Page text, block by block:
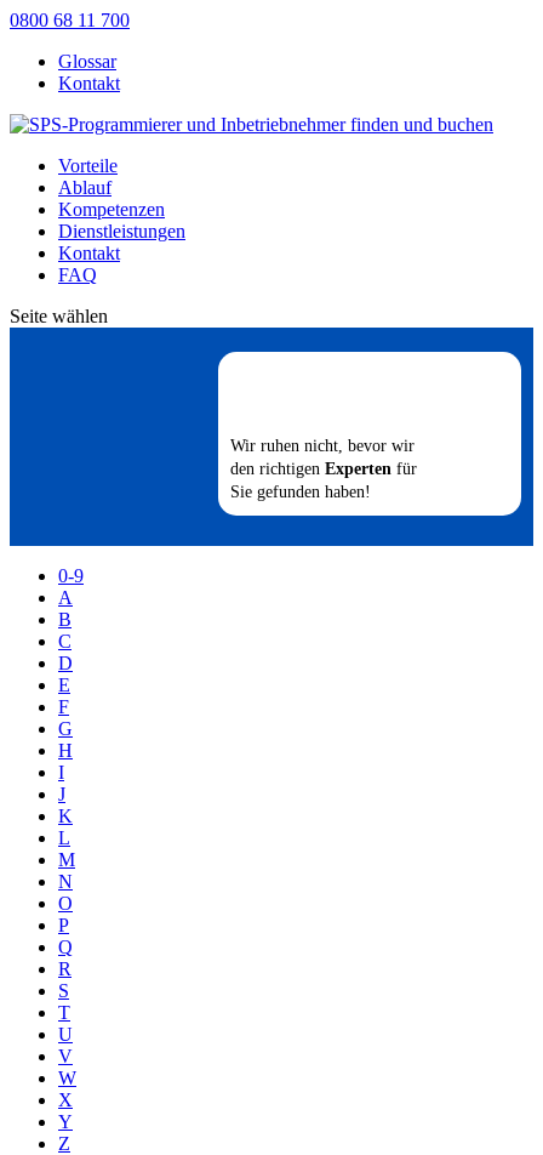
0800 68 11 700
Glossar
Kontakt
Vorteile
Ablauf
Kompetenzen
Dienstleistungen
Kontakt
FAQ
Seite wählen
Wir ruhen nicht, bevor wir
den richtigen Experten für
Sie gefunden haben!
0-9
A
B
C
D
E
F
G
H
I
J
K
L
M
N
O
P
Q
R
S
T
U
V
W
X
Y
Z